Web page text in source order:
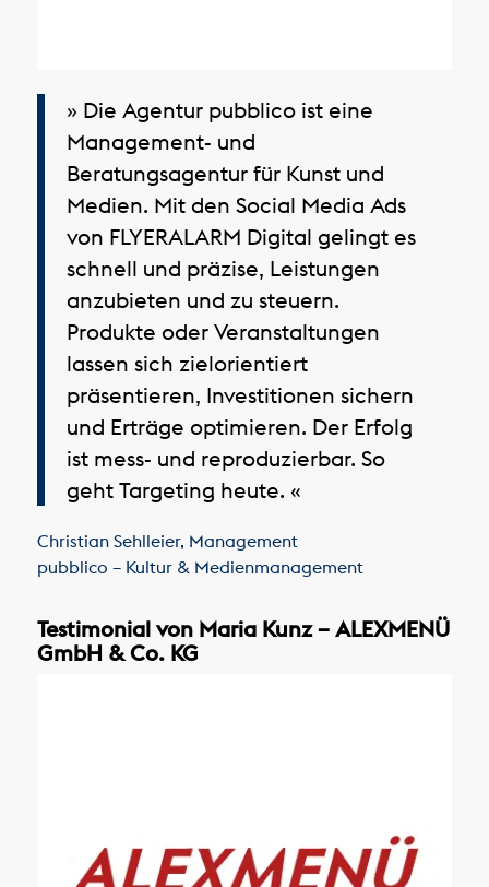
» Die Agentur pubblico ist eine
Management- und
Beratungsagentur für Kunst und
Medien. Mit den Social Media Ads
von FLYERALARM Digital gelingt es
schnell und präzise, Leistungen
anzubieten und zu steuern.
Produkte oder Veranstaltungen
lassen sich zielorientiert
präsentieren, Investitionen sichern
und Erträge optimieren. Der Erfolg
ist mess- und reproduzierbar. So
geht Targeting heute. «
Christian Sehlleier, Management
pubblico – Kultur & Medienmanagement
Testimonial von Maria Kunz – ALEXMENÜ
GmbH & Co. KG